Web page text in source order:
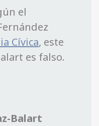
el
Cívica, este
es falso.
Balart